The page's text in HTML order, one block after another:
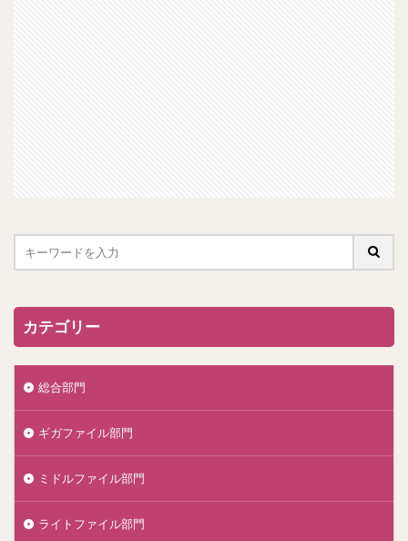
カテゴリー
総合部門
ギガファイル部門
ミドルファイル部門
ライトファイル部門